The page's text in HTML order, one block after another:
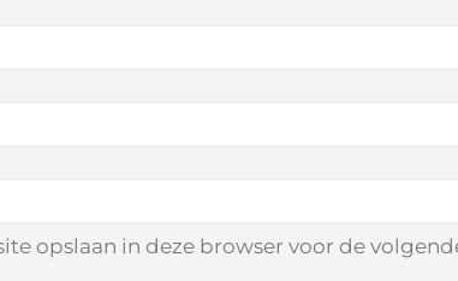
opslaan in deze browser voor de